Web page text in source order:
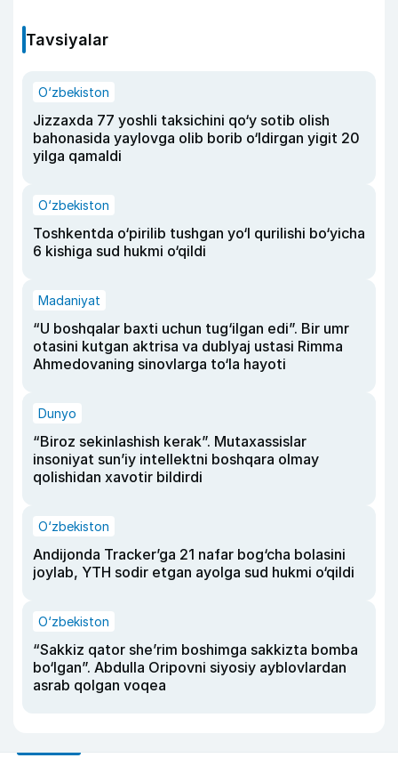
Tavsiyalar
O‘zbekiston
Jizzaxda 77 yoshli taksichini qo‘y sotib olish
bahonasida yaylovga olib borib o‘ldirgan yigit 20
yilga qamaldi
O‘zbekiston
Toshkentda o‘pirilib tushgan yo‘l qurilishi bo‘yicha
6 kishiga sud hukmi o‘qildi
Madaniyat
“U boshqalar baxti uchun tug‘ilgan edi”. Bir umr
otasini kutgan aktrisa va dublyaj ustasi Rimma
Ahmedovaning sinovlarga to‘la hayoti
Dunyo
“Biroz sekinlashish kerak”. Mutaxassislar
insoniyat sun’iy intellektni boshqara olmay
qolishidan xavotir bildirdi
O‘zbekiston
Andijonda Tracker’ga 21 nafar bog‘cha bolasini
joylab, YTH sodir etgan ayolga sud hukmi o‘qildi
O‘zbekiston
“Sakkiz qator she’rim boshimga sakkizta bomba
bo‘lgan”. Abdulla Oripovni siyosiy ayblovlardan
asrab qolgan voqea